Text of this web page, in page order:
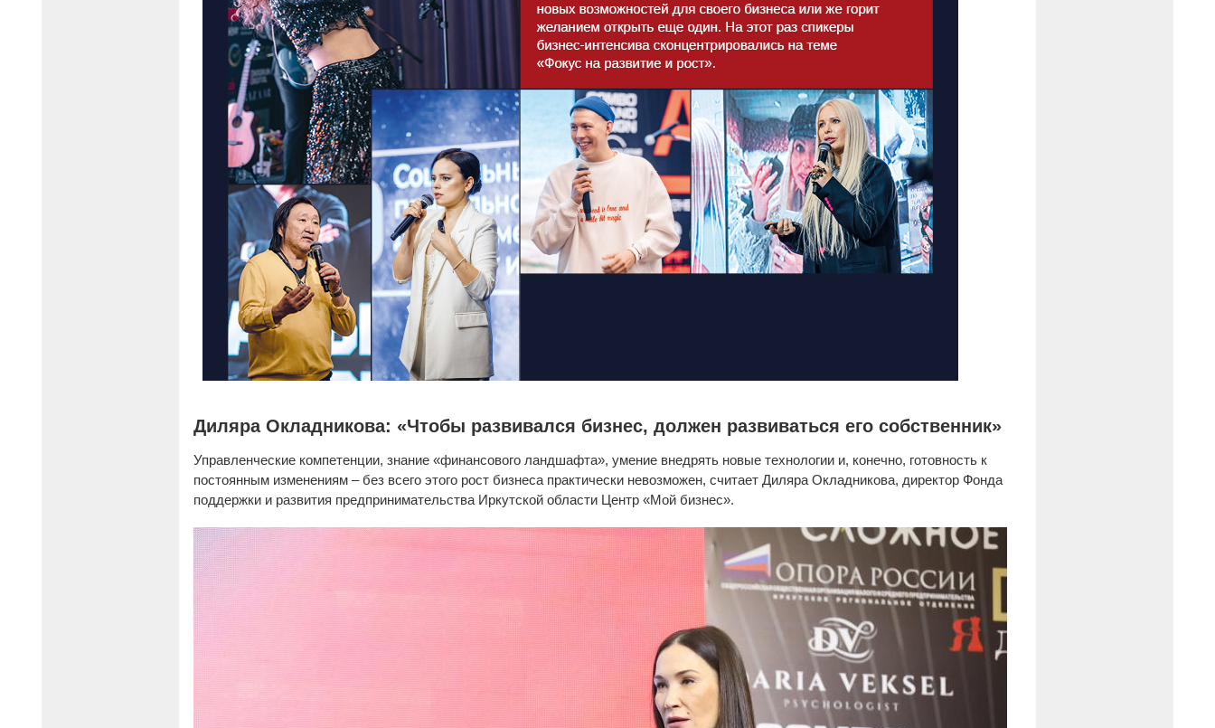
Диляра Окладникова: «Чтобы развивался бизнес, должен развиваться его собственник»
Управленческие компетенции, знание «финансового ландшафта», умение внедрять новые технологии и, конечно, готовность к
постоянным изменениям – без всего этого рост бизнеса практически невозможен, считает Диляра Окладникова, директор Фонда
поддержки и развития предпринимательства Иркутской области Центр «Мой бизнес».